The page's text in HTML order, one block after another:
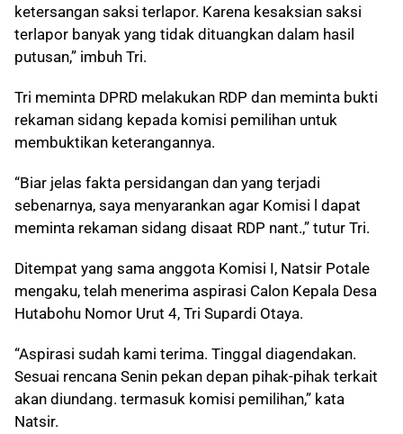
ketersangan saksi terlapor. Karena kesaksian saksi
terlapor banyak yang tidak dituangkan dalam hasil
putusan,” imbuh Tri.
Tri meminta DPRD melakukan RDP dan meminta bukti
rekaman sidang kepada komisi pemilihan untuk
membuktikan keterangannya.
“Biar jelas fakta persidangan dan yang terjadi
sebenarnya, saya menyarankan agar Komisi l dapat
meminta rekaman sidang disaat RDP nant.,” tutur Tri.
Ditempat yang sama anggota Komisi I, Natsir Potale
mengaku, telah menerima aspirasi Calon Kepala Desa
Hutabohu Nomor Urut 4, Tri Supardi Otaya.
“Aspirasi sudah kami terima. Tinggal diagendakan.
Sesuai rencana Senin pekan depan pihak-pihak terkait
akan diundang. termasuk komisi pemilihan,” kata
Natsir.